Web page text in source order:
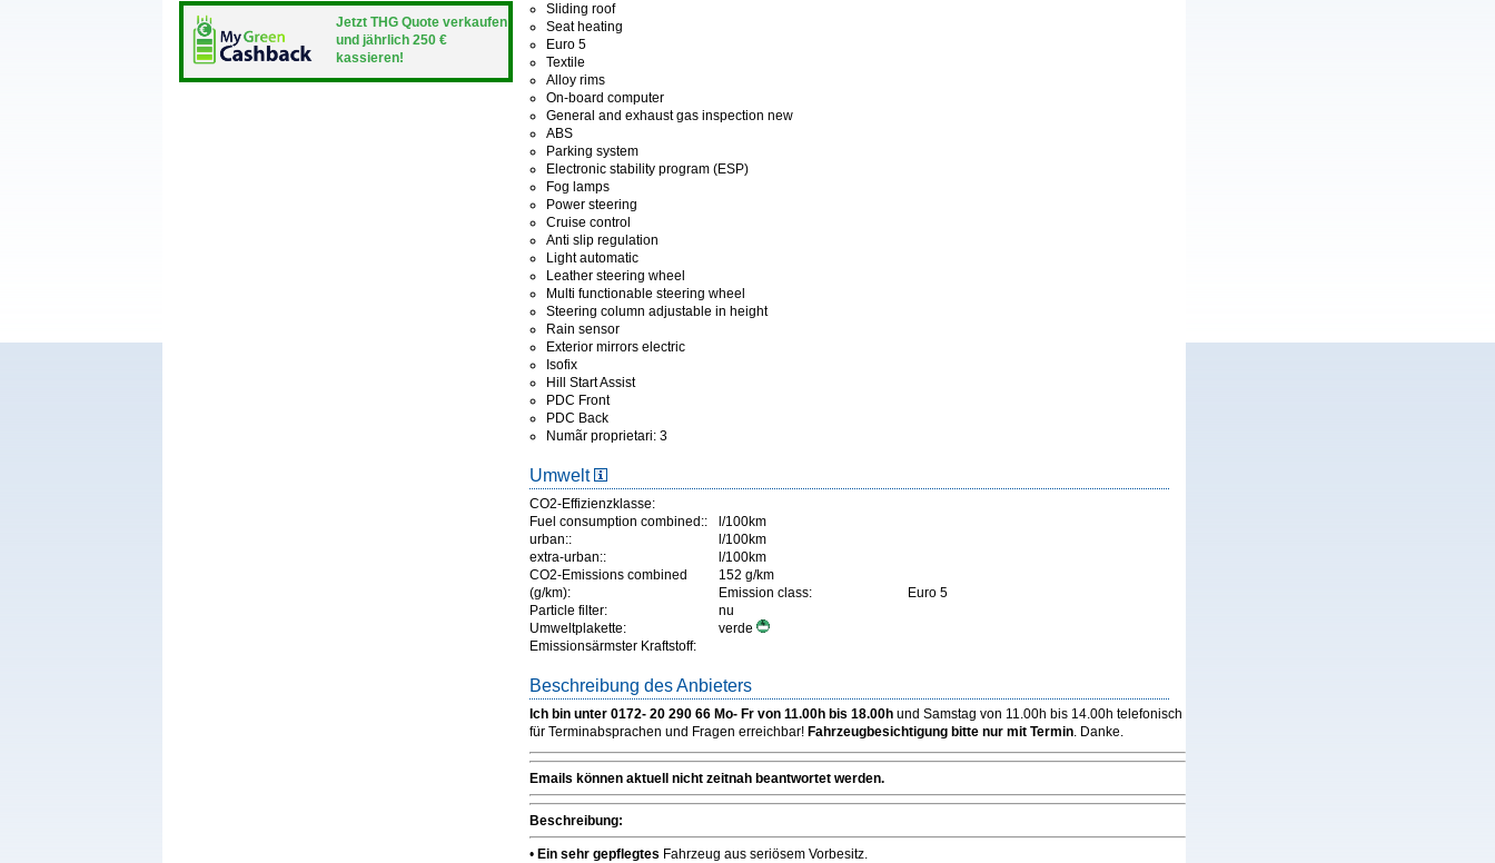
Jetzt THG Quote verkaufen
und jährlich 250 €
kassieren!
Sliding roof
Seat heating
Euro 5
Textile
Alloy rims
On-board computer
General and exhaust gas inspection new
ABS
Parking system
Electronic stability program (ESP)
Fog lamps
Power steering
Cruise control
Anti slip regulation
Light automatic
Leather steering wheel
Multi functionable steering wheel
Steering column adjustable in height
Rain sensor
Exterior mirrors electric
Isofix
Hill Start Assist
PDC Front
PDC Back
Numãr proprietari: 3
Umwelt
CO2-Effizienzklasse:
Fuel consumption combined::
l/100km
urban::
l/100km
extra-urban::
l/100km
CO2-Emissions combined
(g/km):
152 g/km
Emission class:
Euro 5
Particle filter:
nu
Umweltplakette:
verde
Emissionsärmster Kraftstoff:
Beschreibung des Anbieters
Ich bin unter 0172- 20 290 66 Mo- Fr von 11.00h bis 18.00h und Samstag von 11.00h bis 14.00h telefonisch
für Terminabsprachen und Fragen erreichbar! Fahrzeugbesichtigung bitte nur mit Termin. Danke.
Emails können aktuell nicht zeitnah beantwortet werden.
Beschreibung:
• Ein sehr gepflegtes Fahrzeug aus seriösem Vorbesitz.